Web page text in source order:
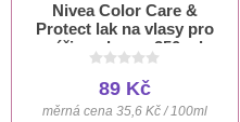
Nivea Color Care &
Protect lak na vlasy pro
zářivou barvu 250 ml
89 Kč
měrná cena 35,6 Kč / 100ml